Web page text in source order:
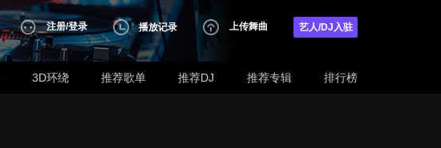
注册/登录 播放记录 上传舞曲 艺人/DJ入驻
3D环绕 推荐歌单 推荐DJ 推荐专辑 排行榜